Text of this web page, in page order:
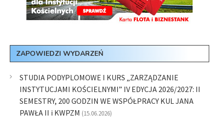
ZAPOWIEDZI WYDARZEŃ
STUDIA PODYPLOMOWE I KURS „ZARZĄDZANIE
INSTYTUCJAMI KOŚCIELNYMI” IV EDYCJA 2026/2027: II
SEMESTRY, 200 GODZIN WE WSPÓŁPRACY KUL JANA
PAWŁA II i KWPZM (15.06.2026)